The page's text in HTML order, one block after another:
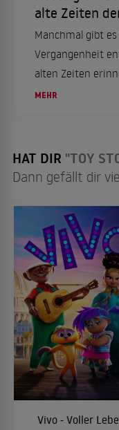
alte Zeiten
Manchmal gibt
Vergangenheit
alten Zeiten
längst vergessen
diese Filme sind
für ein paar
MEHR
HAT DIR "TOY
Dann gefällt dir
Vivo - Voller